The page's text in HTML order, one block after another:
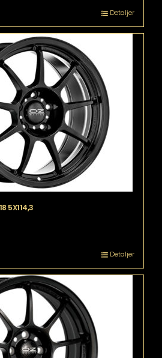
Detaljer
5X114,3
Detaljer